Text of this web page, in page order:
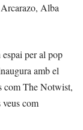
Alba
per al pop
amb el
com The Notwist,
com